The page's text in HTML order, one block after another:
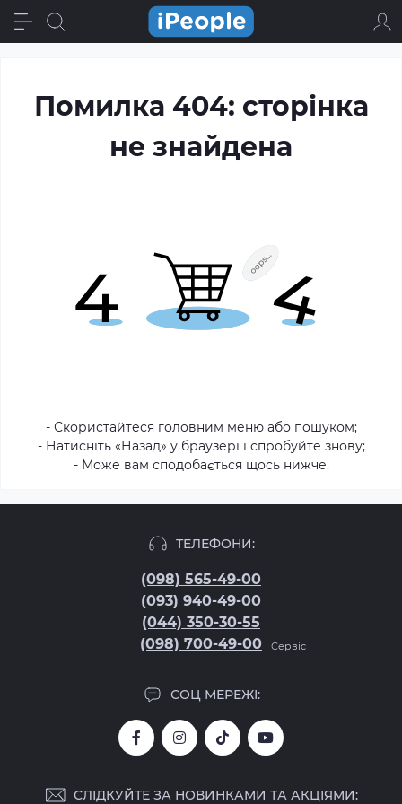
Помилка 404: сторінка
не знайдена
- Скористайтеся головним меню або пошуком;
- Натисніть «Назад» у браузері і спробуйте знову;
- Може вам сподобається щось нижче.
ТЕЛЕФОНИ:
(098) 565-49-00
(093) 940-49-00
(044) 350-30-55
(098) 700-49-00
Сервіс
СОЦ МЕРЕЖІ:
СЛІДКУЙТЕ ЗА НОВИНКАМИ ТА АКЦІЯМИ: